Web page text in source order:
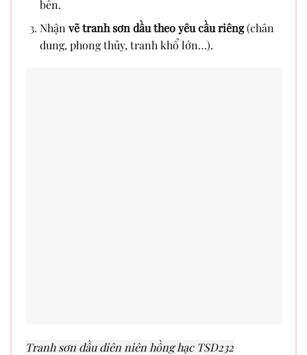
bền.
Nhận vẽ tranh sơn dầu theo yêu cầu riêng(chân
dung, phong thủy, tranh khổ lớn…).
Tranh sơn dầu diên niên hồng hạc TSD232